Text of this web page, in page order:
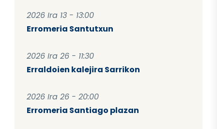
2026 Ira 13 - 13:00
Erromeria Santutxun
2026 Ira 26 - 11:30
Erraldoien kalejira Sarrikon
2026 Ira 26 - 20:00
Erromeria Santiago plazan